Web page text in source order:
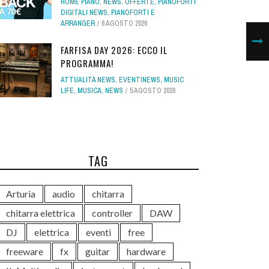
DIGITALI NEWS, PIANOFORTI E
ARRANGER
6 AGOSTO 2026
FARFISA DAY 2026: ECCO IL
PROGRAMMA!
ATTUALITÀ NEWS, EVENTINEWS, MUSIC
LIFE, MUSICA, NEWS 5 AGOSTO 2026
TAG
Arturia audio
chitarra
chitarra elettrica
controller
DAW
DJ
elettrica eventi
free
freeware
fx guitar
hardware